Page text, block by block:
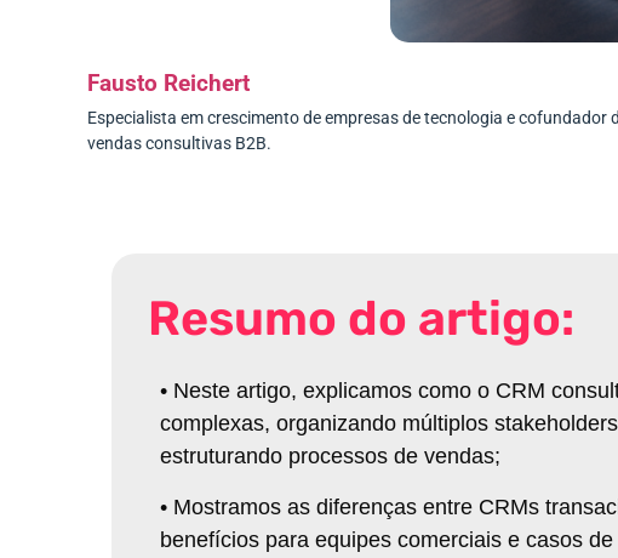
Fausto Reichert
Especialista em crescimento de empresas de tecnologia e
vendas consultivas B2B.
Resumo do artigo:
• Neste artigo, explicamos como o CRM
complexas, organizando múltiplos
estruturando processos de vendas;
• Mostramos as diferenças entre CRMs
benefícios para equipes comerciais e casos